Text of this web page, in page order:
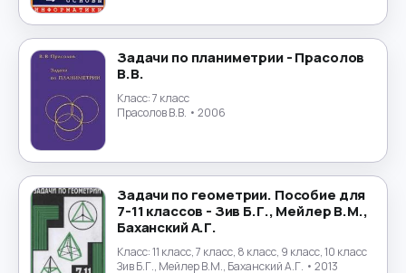
Религиоведение →
Русский язык
Технология
Труд →
Турецкий язык →
Украинский язык
Задачи по планиметрии - Прасолов
В.В.
Класс:7 класс
Прасолов В.В. • 2006
Задачи по геометрии. Пособие для
7-11 классов - Зив Б.Г., Мейлер В.М.,
Баханский А.Г.
Класс:11 класс, 7 класс, 8 класс, 9 класс, 10 класс
Зив Б.Г., Мейлер В.М., Баханский А.Г. • 2013